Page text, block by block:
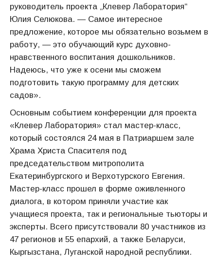
руководитель проекта „Клевер Лаборатория“
Юлия Селюкова. — Самое интересное
предложение, которое мы обязательно возьмем в
работу, — это обучающий курс духовно-
нравственного воспитания дошкольников.
Надеюсь, что уже к осени мы сможем
подготовить такую программу для детских
садов».
Основным событием конференции для проекта
«Клевер Лаборатория» стал мастер-класс,
который состоялся 24 мая в Патриаршем зале
Храма Христа Спасителя под
председательством митрополита
Екатеринбургского и Верхотурского Евгения.
Мастер-класс прошел в форме оживленного
диалога, в котором приняли участие как
учащиеся проекта, так и региональные тьюторы и
эксперты. Всего присутствовали 80 участников из
47 регионов и 55 епархий, а также Беларуси,
Кыргызстана, Луганской народной республики.